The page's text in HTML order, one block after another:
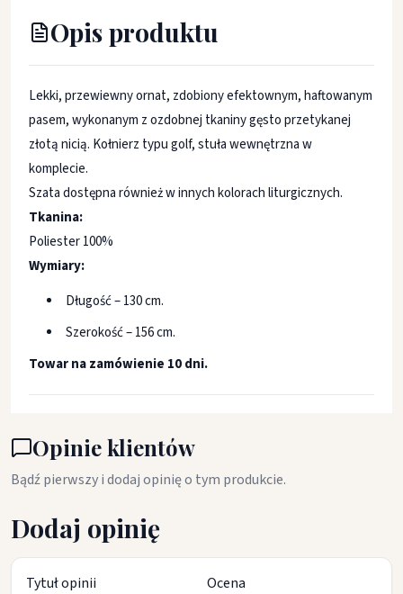
Opis produktu
Lekki, przewiewny ornat, zdobiony efektownym, haftowanym
pasem, wykonanym z ozdobnej tkaniny gęsto przetykanej
złotą nicią. Kołnierz typu golf, stuła wewnętrzna w
komplecie.
Szata dostępna również w innych kolorach liturgicznych.
Tkanina:
Poliester 100%
Wymiary:
Długość – 130 cm.
Szerokość – 156 cm.
Towar na zamówienie 10 dni.
Opinie klientów
Bądź pierwszy i dodaj opinię o tym produkcie.
Dodaj opinię
Tytuł opinii Ocena